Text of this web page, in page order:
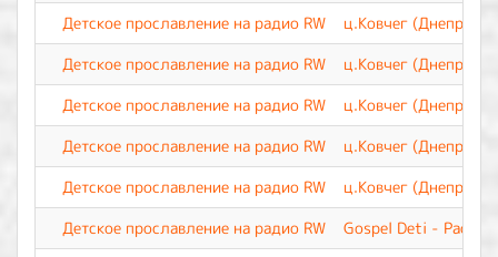
Детское прославление на радио RW
ц.Ковчег (Днепр) -
Детское прославление на радио RW
ц.Ковчег (Днепр) -
Детское прославление на радио RW
ц.Ковчег (Днепр) -
Детское прославление на радио RW
ц.Ковчег (Днепр) -
Детское прославление на радио RW
ц.Ковчег (Днепр) -
Детское прославление на радио RW
Gospel Deti - Расту